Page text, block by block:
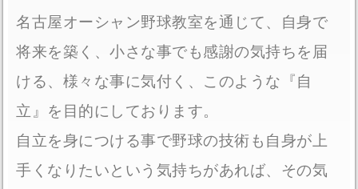
名古屋オーシャン野球教室を通じて、自身で
将来を築く、小さな事でも感謝の気持ちを届
ける、様々な事に気付く、このような『自
立』を目的にしております。
自立を身につける事で野球の技術も自身が上
手くなりたいという気持ちがあれば、その気